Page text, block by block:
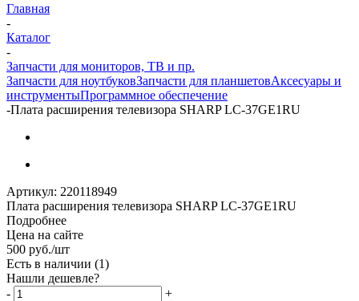
Главная
-
Каталог
-
Запчасти для мониторов, ТВ и пр.
Запчасти для ноутбуковЗапчасти для планшетовАксесуары и
инструментыПрограммное обеспечение
-Плата расширения телевизора SHARP LC-37GE1RU
Артикул: 220118949
Плата расширения телевизора SHARP LC-37GE1RU
Подробнее
Цена на сайте
500 руб./шт
Есть в наличии (1)
Нашли дешевле?
-
+